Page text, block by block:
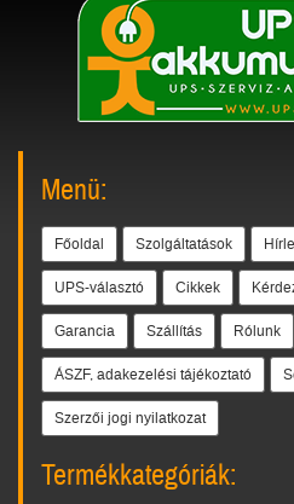
Menü:
Főoldal Szolgáltatások
UPS-választó Cikkek
Garancia Szállítás Rólunk
ÁSZF, adakezelési tájékoztató
Szerzői jogi nyilatkozat
Termékkategóriák: